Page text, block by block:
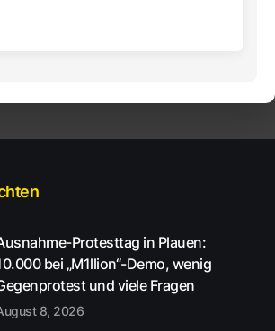
Protesttag in Plauen:
bei „M1llion“-Demo, wenig
und viele Fragen
8, 2026